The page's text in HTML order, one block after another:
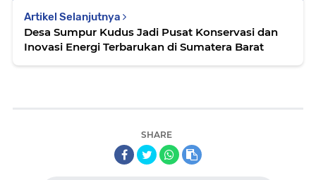
Artikel Selanjutnya
Desa Sumpur Kudus Jadi Pusat Konservasi dan
Inovasi Energi Terbarukan di Sumatera Barat
SHARE